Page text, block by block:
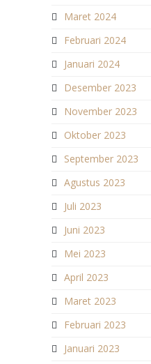
Maret 2024
Februari 2024
Januari 2024
Desember 2023
November 2023
Oktober 2023
September 2023
Agustus 2023
Juli 2023
Juni 2023
Mei 2023
April 2023
Maret 2023
Februari 2023
Januari 2023